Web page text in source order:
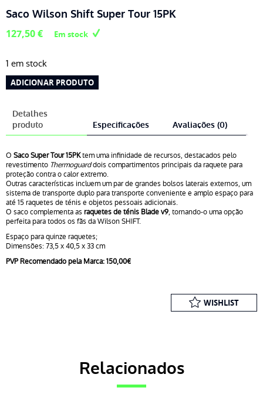
Saco Wilson Shift Super Tour 15PK
127,50€ Em stock
1 em stock
Quantidade
Saco
Wilson
Shift
Super
Tour
15PK
ADICIONAR PRODUTO
Detalhes
produto
Especificações Avaliações (0)
O Saco Super Tour 15PKtem uma infinidade de recursos, destacados pelo
revestimento Thermoguarddois compartimentos principais da raquete para
proteção contra o calor extremo.
Outras características incluem um par de grandes bolsos laterais externos, um
sistema de transporte duplo para transporte conveniente e amplo espaço para
até 15 raquetes de ténis e objetos pessoais adicionais.
O saco complementa as raquetes de ténis Blade v9, tornando-o uma opção
perfeita para todos os fãs da Wilson SHIFT.
Espaço para quinze raquetes;
Dimensões: 73,5 x 40,5 x 33 cm
PVP Recomendado pela Marca: 150,00€
WISHLIST
Relacionados